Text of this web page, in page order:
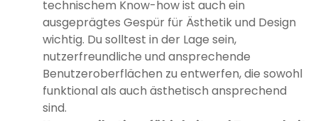
technischem Know-how ist auch ein
ausgeprägtes Gespür für Ästhetik und Design
wichtig. Du solltest in der Lage sein,
nutzerfreundliche und ansprechende
Benutzeroberflächen zu entwerfen, die sowohl
funktional als auch ästhetisch ansprechend
sind.